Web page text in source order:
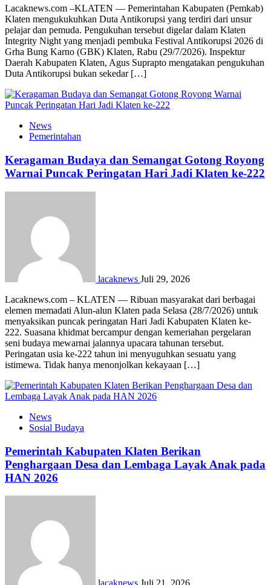
Lacaknews.com –KLATEN — Pemerintahan Kabupaten (Pemkab)
Klaten mengukukuhkan Duta Antikorupsi yang terdiri dari unsur
pelajar dan pemuda. Pengukuhan tersebut digelar dalam Klaten
Integrity Night yang menjadi pembuka Festival Antikorupsi 2026 di
Grha Bung Karno (GBK) Klaten, Rabu (29/7/2026). Inspektur
Daerah Kabupaten Klaten, Agus Suprapto mengatakan pengukuhan
Duta Antikorupsi bukan sekedar […]
News
Pemerintahan
Keragaman Budaya dan Semangat Gotong Royong
Warnai Puncak Peringatan Hari Jadi Klaten ke-222
lacaknews Juli 29, 2026
Lacaknews.com – KLATEN — Ribuan masyarakat dari berbagai
elemen memadati Alun-alun Klaten pada Selasa (28/7/2026) untuk
menyaksikan puncak peringatan Hari Jadi Kabupaten Klaten ke-
222. Suasana khidmat bercampur dengan kemeriahan pergelaran
seni budaya mewarnai jalannya upacara tahunan tersebut.
Peringatan usia ke-222 tahun ini menyuguhkan sesuatu yang
istimewa. Tidak hanya menonjolkan kekayaan […]
News
Sosial Budaya
Pemerintah Kabupaten Klaten Berikan
Penghargaan Desa dan Lembaga Layak Anak pada
HAN 2026